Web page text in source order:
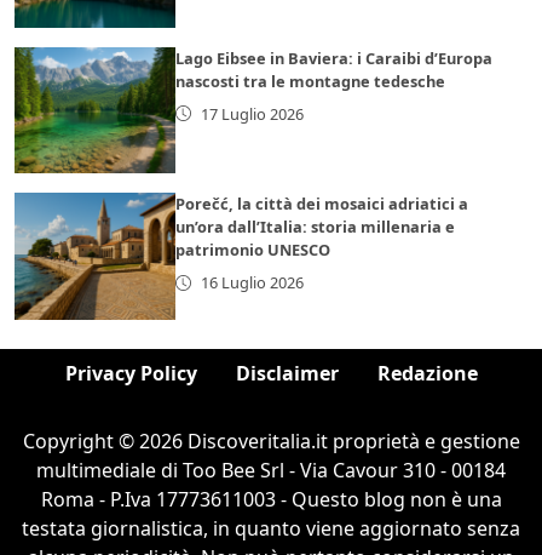
Lago Eibsee in Baviera: i Caraibi d’Europa
nascosti tra le montagne tedesche
17 Luglio 2026
Porečć, la città dei mosaici adriatici a
un’ora dall’Italia: storia millenaria e
patrimonio UNESCO
16 Luglio 2026
Privacy Policy Disclaimer Redazione
Copyright © 2026 Discoveritalia.it proprietà e gestione
multimediale di Too Bee Srl - Via Cavour 310 - 00184
Roma - P.Iva 17773611003 - Questo blog non è una
testata giornalistica, in quanto viene aggiornato senza